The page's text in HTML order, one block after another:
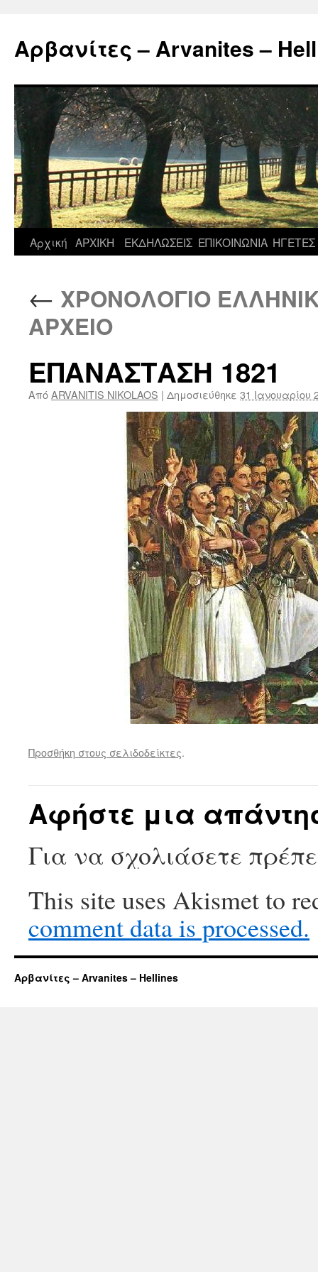
περιεχόμενο
Αρβανίτες – Arvanites –
Αρχική ΑΡΧΙΚΗ ΕΚΔΗΛΩΣΕΙΣ ΕΠΙΚΟΙΝΩΝΙΑ ΗΓΕΤΕΣ
← ΧΡΟΝΟΛΟΓΙΟ
ΑΡΧΕΙΟ
ΕΠΑΝΑΣΤΑΣΗ 1821
ΑπόARVANITIS NIKOLAOS | Δημοσιεύθηκε 31 Ιανουαρίου
Προσθήκη στους σελιδοδείκτες.
Αφήστε μια
Για να σχολιάσετε
This site uses Akismet to
comment data is processed.
Αρβανίτες – Arvanites – Hellines